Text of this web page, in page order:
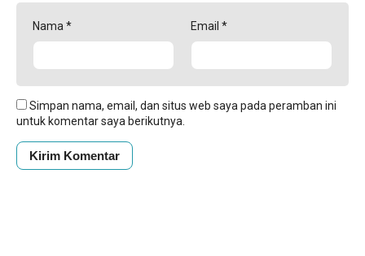
Nama * Email *
Simpan nama, email, dan situs web saya pada peramban ini
untuk komentar saya berikutnya.